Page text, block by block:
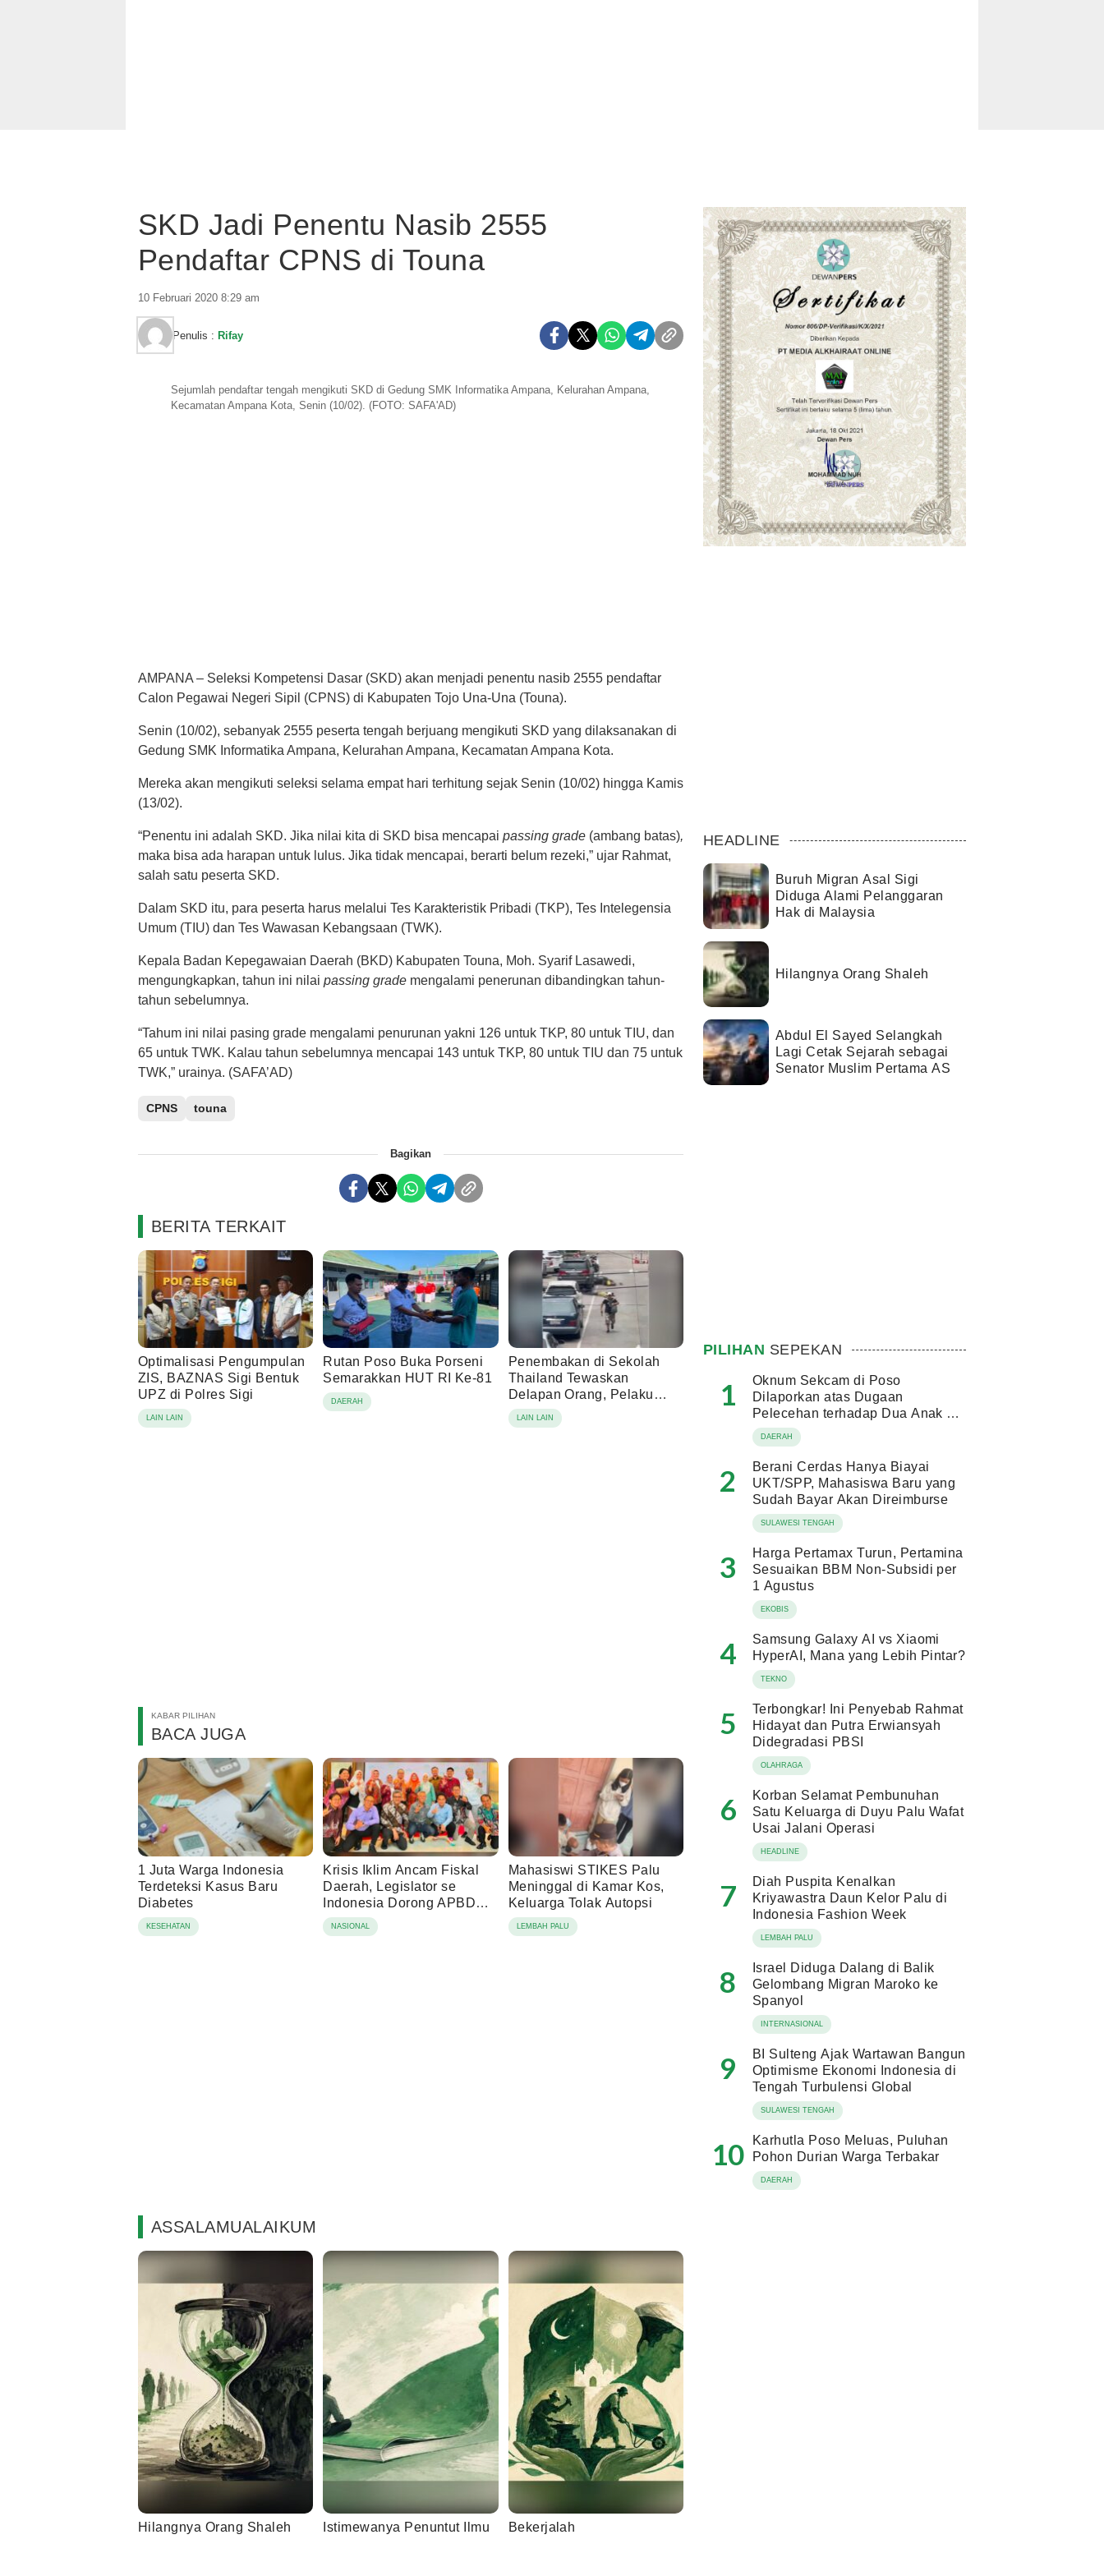
SKD Jadi Penentu Nasib 2555
Pendaftar CPNS di Touna
10 Februari 2020 8:29 am
Penulis : Rifay
Sejumlah pendaftar tengah mengikuti SKD di Gedung SMK Informatika Ampana, Kelurahan Ampana,
Kecamatan Ampana Kota, Senin (10/02). (FOTO: SAFA'AD)
AMPANA – Seleksi Kompetensi Dasar (SKD) akan menjadi penentu nasib 2555 pendaftar
Calon Pegawai Negeri Sipil (CPNS) di Kabupaten Tojo Una-Una (Touna).
Senin (10/02), sebanyak 2555 peserta tengah berjuang mengikuti SKD yang dilaksanakan di
Gedung SMK Informatika Ampana, Kelurahan Ampana, Kecamatan Ampana Kota.
Mereka akan mengikuti seleksi selama empat hari terhitung sejak Senin (10/02) hingga Kamis
(13/02).
“Penentu ini adalah SKD. Jika nilai kita di SKD bisa mencapai passing grade (ambang batas),
maka bisa ada harapan untuk lulus. Jika tidak mencapai, berarti belum rezeki,” ujar Rahmat,
salah satu peserta SKD.
Dalam SKD itu, para peserta harus melalui Tes Karakteristik Pribadi (TKP), Tes Intelegensia
Umum (TIU) dan Tes Wawasan Kebangsaan (TWK).
Kepala Badan Kepegawaian Daerah (BKD) Kabupaten Touna, Moh. Syarif Lasawedi,
mengungkapkan, tahun ini nilai passing grade mengalami penerunan dibandingkan tahun-
tahun sebelumnya.
“Tahum ini nilai pasing grade mengalami penurunan yakni 126 untuk TKP, 80 untuk TIU, dan
65 untuk TWK. Kalau tahun sebelumnya mencapai 143 untuk TKP, 80 untuk TIU dan 75 untuk
TWK,” urainya. (SAFA’AD)
CPNS touna
Bagikan
BERITA TERKAIT
Optimalisasi Pengumpulan
ZIS, BAZNAS Sigi Bentuk
UPZ di Polres Sigi
LAIN LAIN
Rutan Poso Buka Porseni
Semarakkan HUT RI Ke-81
DAERAH
Penembakan di Sekolah
Thailand Tewaskan
Delapan Orang, Pelaku
Diduga Siswa 14 Tahun
LAIN LAIN
KABAR PILIHAN
BACA JUGA
1 Juta Warga Indonesia
Terdeteksi Kasus Baru
Diabetes
KESEHATAN
Krisis Iklim Ancam Fiskal
Daerah, Legislator se
Indonesia Dorong APBD
Berbasis Ketahanan
Lingkungan
NASIONAL
Mahasiswi STIKES Palu
Meninggal di Kamar Kos,
Keluarga Tolak Autopsi
LEMBAH PALU
ASSALAMUALAIKUM
Hilangnya Orang Shaleh Istimewanya Penuntut Ilmu Bekerjalah
HEADLINE
Buruh Migran Asal Sigi
Diduga Alami Pelanggaran
Hak di Malaysia
Hilangnya Orang Shaleh
Abdul El Sayed Selangkah
Lagi Cetak Sejarah sebagai
Senator Muslim Pertama AS
PILIHAN SEPEKAN
1
Oknum Sekcam di Poso
Dilaporkan atas Dugaan
Pelecehan terhadap Dua Anak di
Bawah Umur
DAERAH
2
Berani Cerdas Hanya Biayai
UKT/SPP, Mahasiswa Baru yang
Sudah Bayar Akan Direimburse
SULAWESI TENGAH
3
Harga Pertamax Turun, Pertamina
Sesuaikan BBM Non-Subsidi per
1 Agustus
EKOBIS
4
Samsung Galaxy AI vs Xiaomi
HyperAI, Mana yang Lebih Pintar?
TEKNO
5
Terbongkar! Ini Penyebab Rahmat
Hidayat dan Putra Erwiansyah
Didegradasi PBSI
OLAHRAGA
6
Korban Selamat Pembunuhan
Satu Keluarga di Duyu Palu Wafat
Usai Jalani Operasi
HEADLINE
7
Diah Puspita Kenalkan
Kriyawastra Daun Kelor Palu di
Indonesia Fashion Week
LEMBAH PALU
8
Israel Diduga Dalang di Balik
Gelombang Migran Maroko ke
Spanyol
INTERNASIONAL
9
BI Sulteng Ajak Wartawan Bangun
Optimisme Ekonomi Indonesia di
Tengah Turbulensi Global
SULAWESI TENGAH
10
Karhutla Poso Meluas, Puluhan
Pohon Durian Warga Terbakar
DAERAH